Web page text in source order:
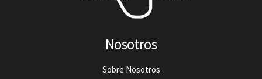
Nosotros
Sobre Nosotros